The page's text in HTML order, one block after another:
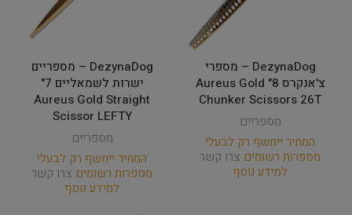
DezynaDog – מספרי
צ'אנקרס 8" Aureus Gold
Chunker Scissors 26T
מספריים
המחיר ייחשף רק לבעלי
מספרות רשומים צרו קשר
למידע נוסף
DezynaDog – מספריים
ישרות לשמאליים 7"
Aureus Gold Straight
Scissor LEFTY
מספריים
המחיר ייחשף רק לבעלי
מספרות רשומים צרו קשר
למידע נוסף